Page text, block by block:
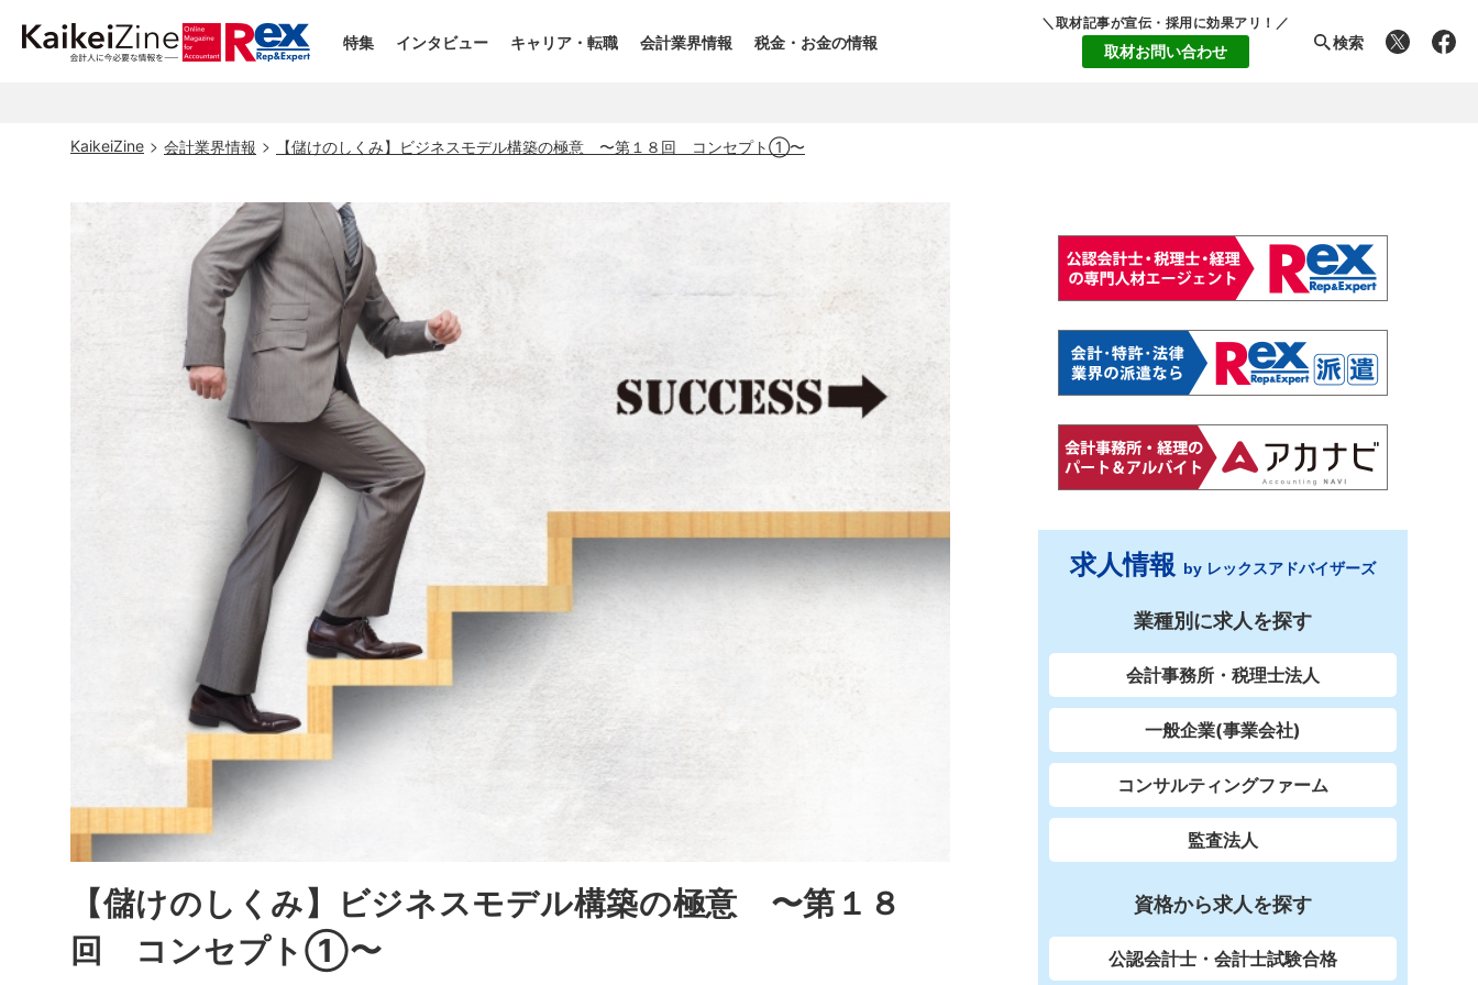
特集 インタビュー キャリア・転職 会計業界情報 税金・お金の情報
＼取材記事が宣伝・採用に効果アリ！／
取材お問い合わせ 検索
KaikeiZine 会計業界情報 【儲けのしくみ】ビジネスモデル構築の極意 〜第１８回 コンセプト①〜
【儲けのしくみ】ビジネスモデル構築の極意 〜第１８
回 コンセプト①〜
求人情報 by レックスアドバイザーズ
業種別に求人を探す
会計事務所・税理士法人
一般企業(事業会社)
コンサルティングファーム
監査法人
資格から求人を探す
公認会計士・会計士試験合格